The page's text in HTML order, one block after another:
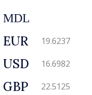
MDL
EUR 19.6237
USD 16.6982
GBP 22.5125